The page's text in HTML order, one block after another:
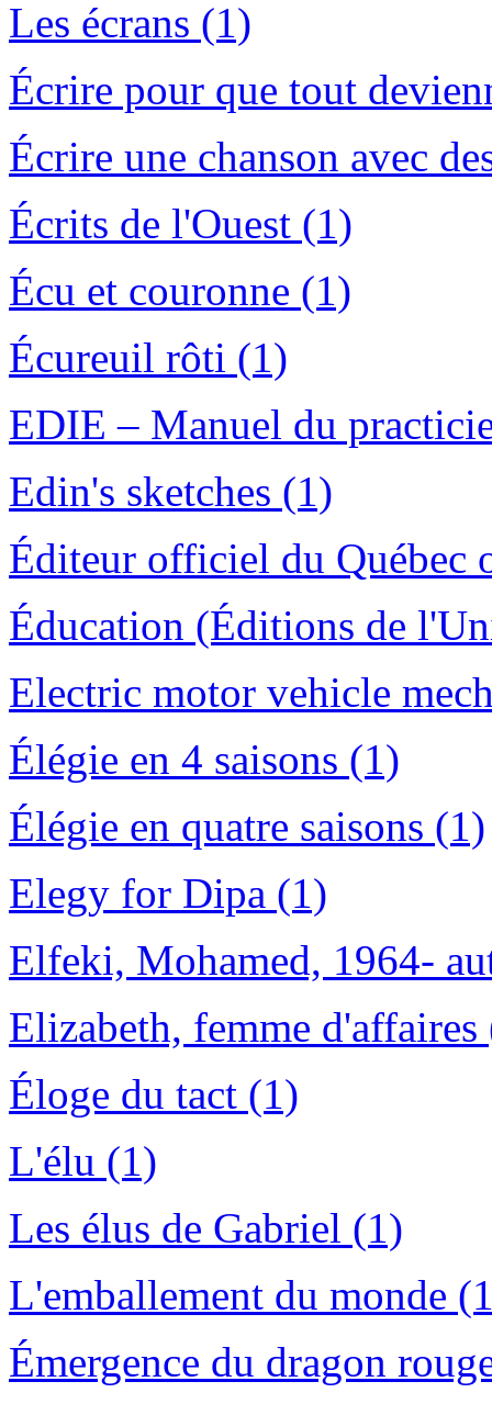
Les écrans (1)
Écrire pour que tout
Écrire une chanson avec
Écrits de l'Ouest (1)
Écu et couronne (1)
Écureuil rôti (1)
EDIE – Manuel du
Edin's sketches (1)
Éditeur officiel du Québec
Éducation (Éditions de
Electric motor vehicle
Élégie en 4 saisons (1)
Élégie en quatre saisons (1)
Elegy for Dipa (1)
Elfeki, Mohamed, 1964-
Elizabeth, femme d'affaires
Éloge du tact (1)
L'élu (1)
Les élus de Gabriel (1)
L'emballement du monde
Émergence du dragon